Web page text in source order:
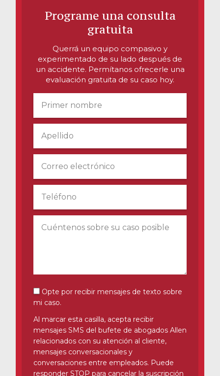
Accidentes de motocicleta
Abuso y negligencia en hogares de
Más...
Resultados de casos
Sobre
Abogados
Participación de la comunidad
Testimonios
Recursos
Blog
Noticias
Ubicaciones
Richmond, VA
Charlottesville, VA
Chesterfield, VA
Fredericksburg, VA
Programe una consulta
gratuita
Querrá un equipo compasivo y
experimentado de su lado después de
un accidente. Permítanos ofrecerle una
evaluación gratuita de su caso hoy.
Este campo es para fines de validación y
no debe modificarse.
Primero
Último
Consentimiento por SMS
Opte por recibir mensajes de texto sobre
mi caso.
Al marcar esta casilla, acepta recibir
mensajes SMS del bufete de abogados Allen
relacionados con su atención al cliente,
mensajes conversacionales y
conversaciones entre empleados. Puede
responder STOP para cancelar la suscripción